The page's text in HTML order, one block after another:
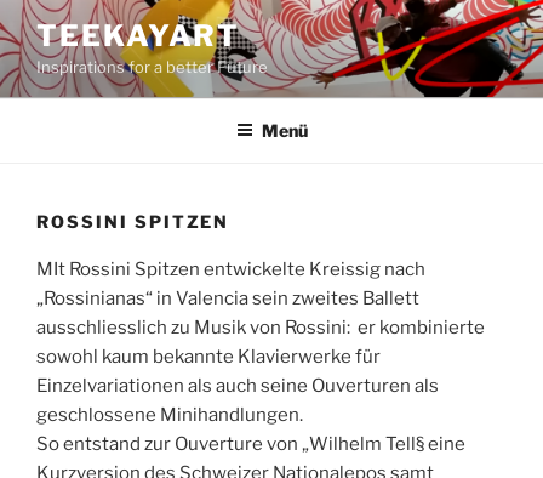
Zum
Inhalt
springen
TEEKAYART
Inspirations for a better Future
Menü
ROSSINI SPITZEN
MIt Rossini Spitzen entwickelte Kreissig nach
„Rossinianas“ in Valencia sein zweites Ballett
ausschliesslich zu Musik von Rossini: er kombinierte
sowohl kaum bekannte Klavierwerke für
Einzelvariationen als auch seine Ouverturen als
geschlossene Minihandlungen.
So entstand zur Ouverture von „Wilhelm Tell§ eine
Kurzversion des Schweizer Nationalepos samt